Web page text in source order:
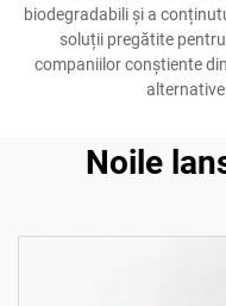
biodegradabili și a
soluții pregătite
companiilor conștiente
Noile